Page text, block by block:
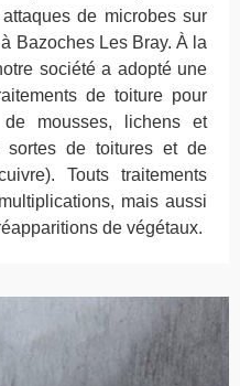
de microbes sur
Bazoches Les Bray. À la
société a adopté une
de toiture pour
mousses, lichens et
de toitures et de
Touts traitements
mais aussi
de végétaux.